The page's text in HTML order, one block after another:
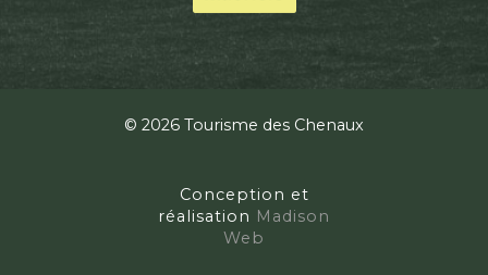
© 2026 Tourisme des Chenaux
Conception et
réalisation Madison
Web